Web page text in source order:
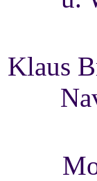
Klaus